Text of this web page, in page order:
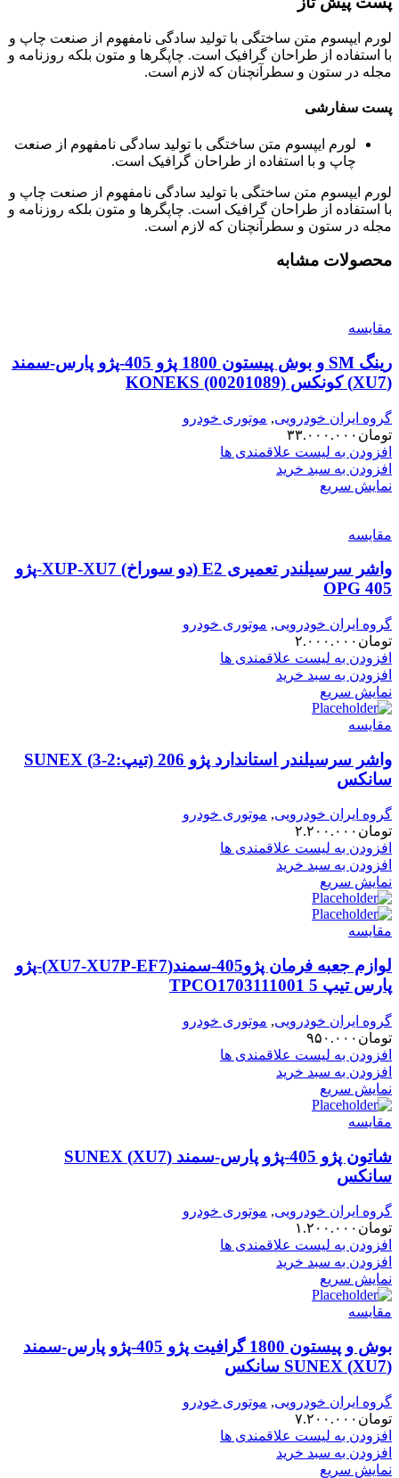
لورم ایپسوم متن ساختگی با تولید سادگی نامفهوم از صنعت چاپ و
با استفاده از طراحان گرافیک است. چاپگرها و متون بلکه روزنامه و
مجله در ستون و سطرآنچنان که لازم است.
پست سفارشی
لورم ایپسوم متن ساختگی با تولید سادگی نامفهوم از صنعت
چاپ و با استفاده از طراحان گرافیک است.
لورم ایپسوم متن ساختگی با تولید سادگی نامفهوم از صنعت چاپ و
با استفاده از طراحان گرافیک است. چاپگرها و متون بلکه روزنامه و
مجله در ستون و سطرآنچنان که لازم است.
محصولات مشابه
مقایسه
رینگ SM و بوش پیستون 1800 پژو 405-پژو پارس-سمند
(XU7) کونکس KONEKS (00201089)
گروه ایران خودرویی, موتوری خودرو
تومان ۳۳.۰۰۰.۰۰۰
افزودن به لیست علاقمندی ها
افزودن به سبد خرید
نمایش سریع
مقایسه
واشر سرسیلندر تعمیری E2 (دو سوراخ) XUP-XU7-پژو
405 OPG
گروه ایران خودرویی, موتوری خودرو
تومان ۲.۰۰۰.۰۰۰
افزودن به لیست علاقمندی ها
افزودن به سبد خرید
نمایش سریع
مقایسه
واشر سرسیلندر استاندارد پژو 206 (تیپ:2-3) SUNEX
سانکس
گروه ایران خودرویی, موتوری خودرو
تومان ۲.۲۰۰.۰۰۰
افزودن به لیست علاقمندی ها
افزودن به سبد خرید
نمایش سریع
مقایسه
لوازم جعبه فرمان پژو405-سمند(XU7-XU7P-EF7)-پژو
پارس تیپ 5 TPCO1703111001
گروه ایران خودرویی, موتوری خودرو
تومان ۹۵۰.۰۰۰
افزودن به لیست علاقمندی ها
افزودن به سبد خرید
نمایش سریع
مقایسه
شاتون پژو 405-پژو پارس-سمند (XU7) SUNEX
سانکس
گروه ایران خودرویی, موتوری خودرو
تومان ۱.۲۰۰.۰۰۰
افزودن به لیست علاقمندی ها
افزودن به سبد خرید
نمایش سریع
مقایسه
بوش و پیستون 1800 گرافیت پژو 405-پژو پارس-سمند
(XU7) SUNEX سانکس
گروه ایران خودرویی, موتوری خودرو
تومان ۷.۲۰۰.۰۰۰
افزودن به لیست علاقمندی ها
افزودن به سبد خرید
نمایش سریع